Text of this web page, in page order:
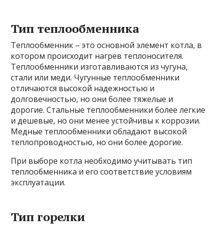
Тип теплообменника
Теплообменник – это основной элемент котла, в
котором происходит нагрев теплоносителя.
Теплообменники изготавливаются из чугуна,
стали или меди. Чугунные теплообменники
отличаются высокой надежностью и
долговечностью, но они более тяжелые и
дорогие. Стальные теплообменники более легкие
и дешевые, но они менее устойчивы к коррозии.
Медные теплообменники обладают высокой
теплопроводностью, но они более дорогие.
При выборе котла необходимо учитывать тип
теплообменника и его соответствие условиям
эксплуатации.
Тип горелки